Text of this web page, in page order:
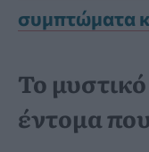
συμπτώματα
Το
έντομα